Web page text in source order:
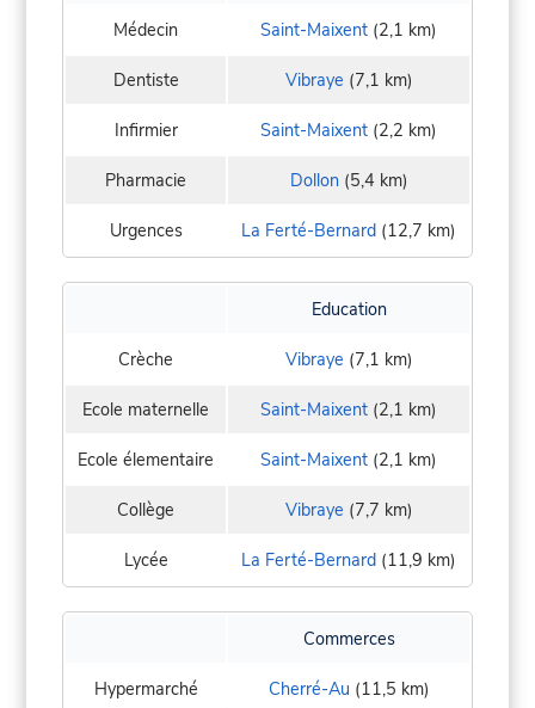
Médecin Saint-Maixent (2,1 km)
Dentiste Vibraye (7,1 km)
Infirmier Saint-Maixent (2,2 km)
Pharmacie Dollon(5,4 km)
Urgences La Ferté-Bernard (12,7 km)
Education
Crèche Vibraye (7,1 km)
Ecole maternelle Saint-Maixent (2,1 km)
Ecole élementaire Saint-Maixent (2,1 km)
Collège Vibraye (7,7 km)
Lycée La Ferté-Bernard (11,9 km)
Commerces
Hypermarché Cherré-Au (11,5 km)